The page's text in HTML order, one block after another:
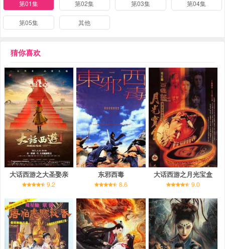
第01集 第02集 第03集 第04集
第05集 其他
猜你喜欢
大话西游之大圣娶亲
9.2
东邪西毒
8.6
大话西游之月光宝盒
9.0